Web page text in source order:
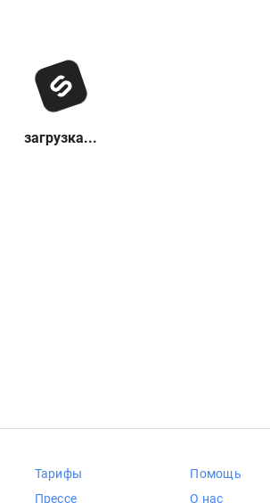
загрузка...
Тарифы
Прессе
Помощь
О нас